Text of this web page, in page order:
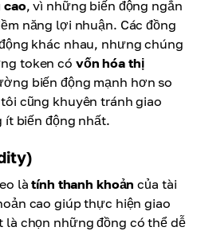
cao, vì những biến động ngắn
năng lợi nhuận. Các đồng
khác nhau, nhưng chúng
token có vốn hóa thị
biến động mạnh hơn so
cũng khuyên tránh giao
ít biến động nhất.
làtính thanh khoản của tài
cao giúp thực hiện giao
chọn những đồng có thể dễ